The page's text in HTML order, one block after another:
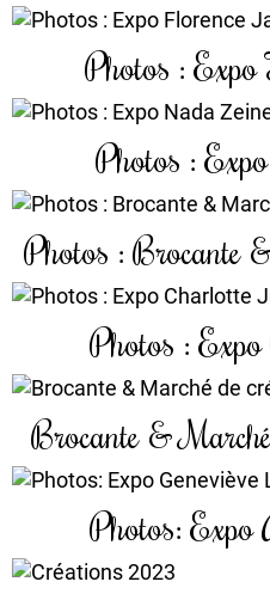
Photos : Expo
Photos :
Photos : Brocante
Photos :
Brocante &
Photos: Expo